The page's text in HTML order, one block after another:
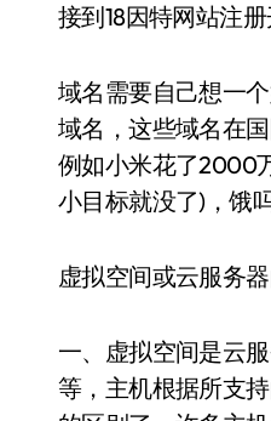
接到18因特网站注册
域名需要自己想一
域名，这些域名在
例如小米花了2000
小目标就没了)，饿
虚拟空间或云服务
一、虚拟空间是云
等，主机根据所支